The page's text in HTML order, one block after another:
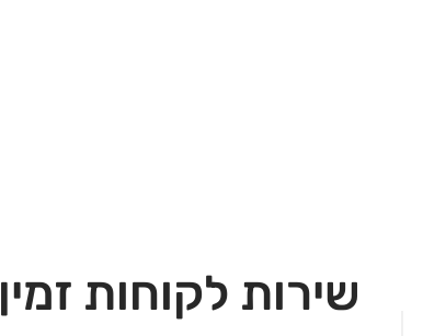
שירות לקוחות זמין